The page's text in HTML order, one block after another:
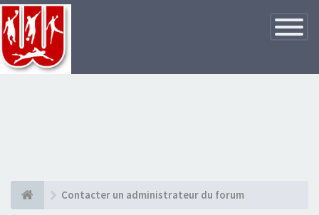
Basculer
la
Contacter un administrateur du forum